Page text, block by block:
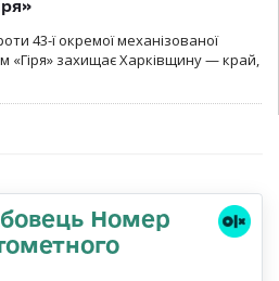
43-ї окремої механізованої
«Гіря» захищає Харківщину — край,
Номер